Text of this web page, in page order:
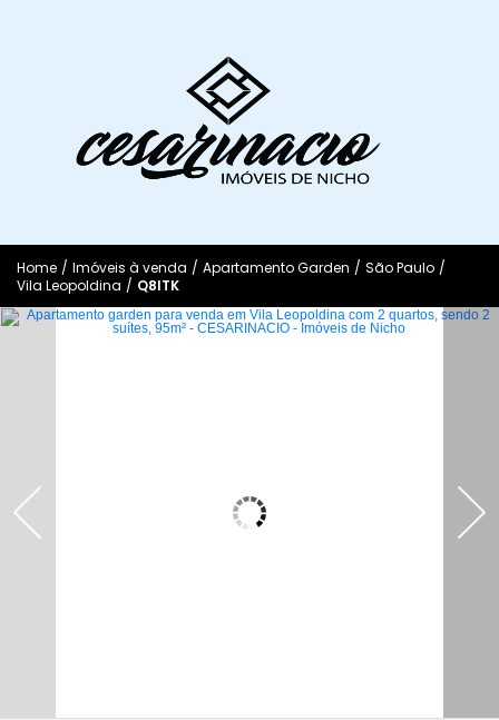
Home / Imóveis à venda / Apartamento Garden / São Paulo /
Vila Leopoldina / Q8ITK